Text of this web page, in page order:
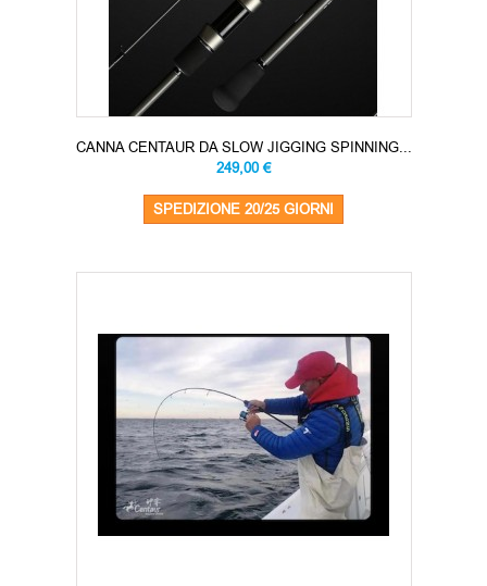
CANNA CENTAUR DA SLOW JIGGING SPINNING...
249,00 €
SPEDIZIONE 20/25 GIORNI